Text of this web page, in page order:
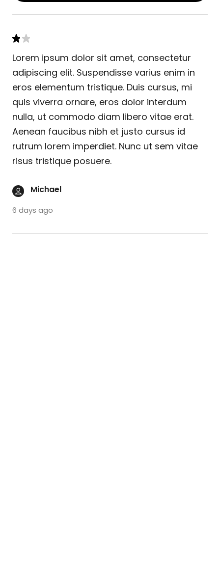
Lorem ipsum dolor sit amet, consectetur
adipiscing elit. Suspendisse varius enim in
eros elementum tristique. Duis cursus, mi
quis viverra ornare, eros dolor interdum
nulla, ut commodo diam libero vitae erat.
Aenean faucibus nibh et justo cursus id
rutrum lorem imperdiet. Nunc ut sem vitae
risus tristique posuere.
Michael
6 days ago